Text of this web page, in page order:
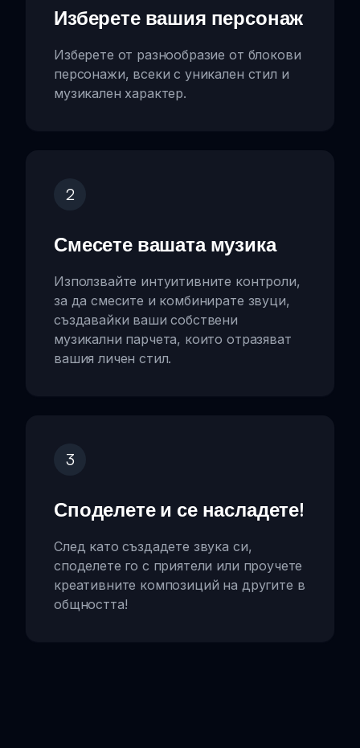
Изберете вашия персонаж
Изберете от разнообразие от блокови
персонажи, всеки с уникален стил и
музикален характер.
2
Смесете вашата музика
Използвайте интуитивните контроли,
за да смесите и комбинирате звуци,
създавайки ваши собствени
музикални парчета, които отразяват
вашия личен стил.
3
Споделете и се насладете!
След като създадете звука си,
споделете го с приятели или проучете
креативните композиций на другите в
общността!